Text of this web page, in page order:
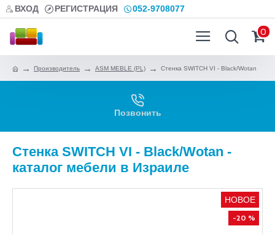
ВХОД РЕГИСТРАЦИЯ 052-9708077
0
Производитель ASM MEBLE (PL) Стенка SWITCH VI - Black/Wotan
Позвонить
Стенка SWITCH VI - Black/Wotan -
каталог мебели в Израиле
НОВОЕ
-20 %